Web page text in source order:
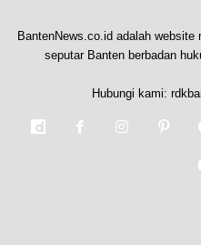
BantenNews.co.id adalah
seputar Banten berbadan
Hubungi kami: